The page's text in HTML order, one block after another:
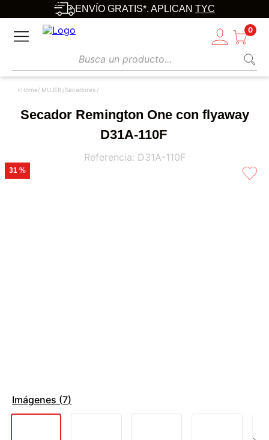
ENVÍO GRATIS*. APLICAN TYC
0
MUJER Secadores
Secador Remington One con flyaway
D31A-110F
Referencia: D31A-110F
31 %
Imágenes (7)